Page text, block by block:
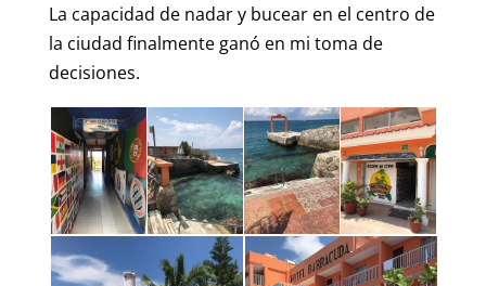
La capacidad de nadar y bucear en el centro de
la ciudad finalmente ganó en mi toma de
decisiones.